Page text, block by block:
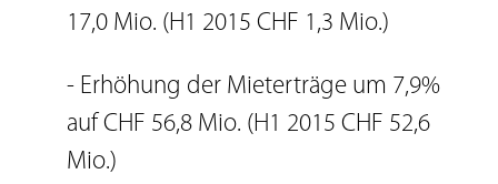
17,0 Mio. (H1 2015 CHF 1,3 Mio.)
- Erhöhung der Mieterträge um 7,9%
auf CHF 56,8 Mio. (H1 2015 CHF 52,6
Mio.)